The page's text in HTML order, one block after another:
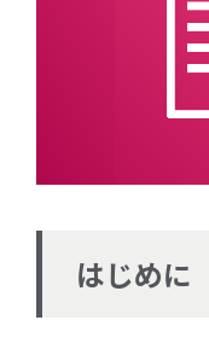
はじめに